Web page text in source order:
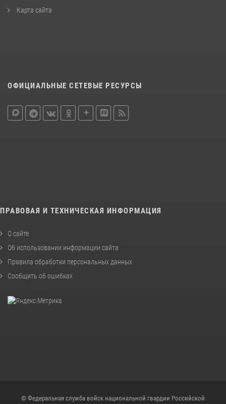
Карта сайта
ОФИЦИАЛЬНЫЕ СЕТЕВЫЕ РЕСУРСЫ
ПРАВОВАЯ И ТЕХНИЧЕСКАЯ ИНФОРМАЦИЯ
О сайте
Об использовании информации сайта
Правила обработки персональных данных
Сообщить об ошибках
© Федеральная служба войск национальной гвардии Российской